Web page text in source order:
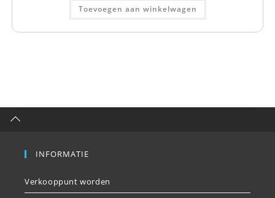
Toevoegen aan winkelwagen
INFORMATIE
Verkooppunt worden